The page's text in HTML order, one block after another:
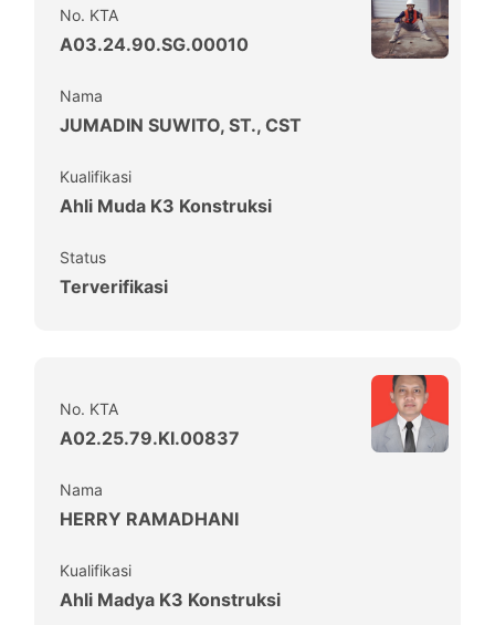
No. KTA
A03.24.90.SG.00010
Nama
JUMADIN SUWITO, ST., CST
Kualifikasi
Ahli Muda K3 Konstruksi
Status
Terverifikasi
No. KTA
A02.25.79.KI.00837
Nama
HERRY RAMADHANI
Kualifikasi
Ahli Madya K3 Konstruksi